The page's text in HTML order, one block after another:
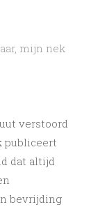
mijn nek
verstoord
publiceert
dat altijd
bevrijding